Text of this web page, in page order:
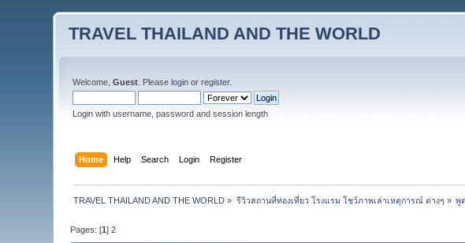
TRAVEL THAILAND AND THE WORLD
Welcome,Guest . Pleaselogin orregister.
Login with username, password and session length
Home Help Search Login Register
TRAVEL THAILAND AND THE WORLD » รีวิวสถานที่ท่องเที่ยว โรงแรม โชว์ภาพเล่าเหตุการณ์ ต่างๆ » พู
Pages: [1]2